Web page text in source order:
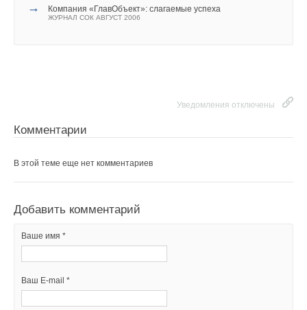
→ Компания «ГлавОбъект»: слагаемые успеха
ЖУРНАЛ СОК АВГУСТ 2006
Уведомления отключены
Комментарии
В этой теме еще нет комментариев
Добавить комментарий
Ваше имя *
Ваш E-mail *